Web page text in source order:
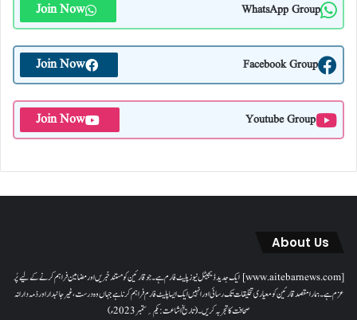
WhatsApp Group
Join Now
Facebook Group
Join Now
Youtube Group
Join Now
About Us
[www.aitebarnews.com] ایک جدید ڈیجیٹل نیوز پلیٹ فارم ہے۔ جو قارئین کو مستند خبریں اور مضامین فراہم کرنے کے لیے پُر
عزم ہے۔ ہمارا مقصدقارئین کو معیاری تخلیقات تک رسائی اور انہیں ایک ایسا پلیٹ فارم فراہم کرنا ہے جہاں وہ درست، غیر جانبدار اور ذمہ دارانہ
صحافت کا تجربہ کریں۔( تاریخ اشاعت : یکم؍ ستمبر 2023ء)